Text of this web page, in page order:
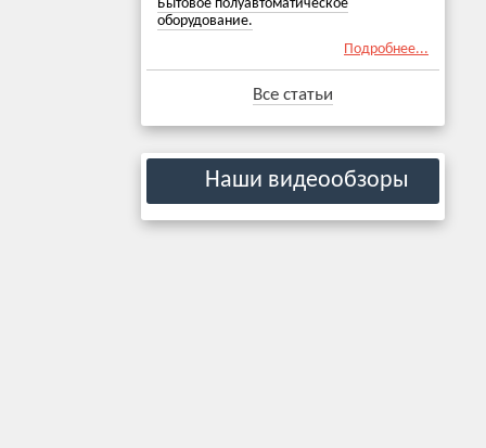
Бытовое полуавтоматическое
оборудование.
Подробнее...
Все статьи
Наши видеообзоры